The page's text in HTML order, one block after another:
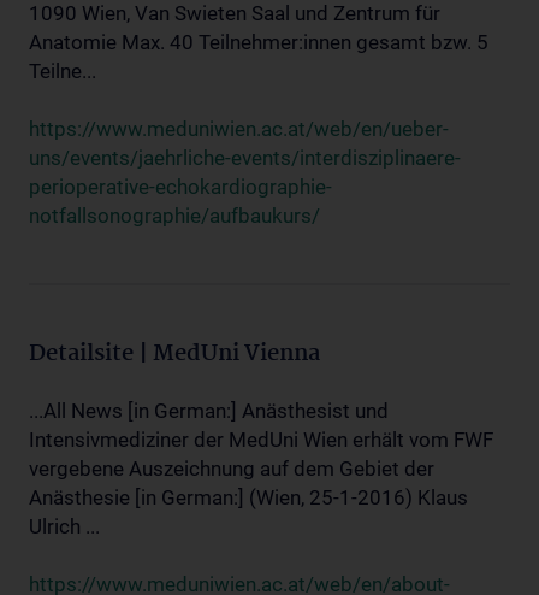
1090 Wien, Van Swieten Saal und Zentrum für
Anatomie Max. 40 Teilnehmer:innen gesamt bzw. 5
Teilne...
https://www.meduniwien.ac.at/web/en/ueber-
uns/events/jaehrliche-events/interdisziplinaere-
perioperative-echokardiographie-
notfallsonographie/aufbaukurs/
Detailsite | MedUni Vienna
...All News [in German:] Anästhesist und
Intensivmediziner der MedUni Wien erhält vom FWF
vergebene Auszeichnung auf dem Gebiet der
Anästhesie [in German:] (Wien, 25-1-2016) Klaus
Ulrich ...
https://www.meduniwien.ac.at/web/en/about-